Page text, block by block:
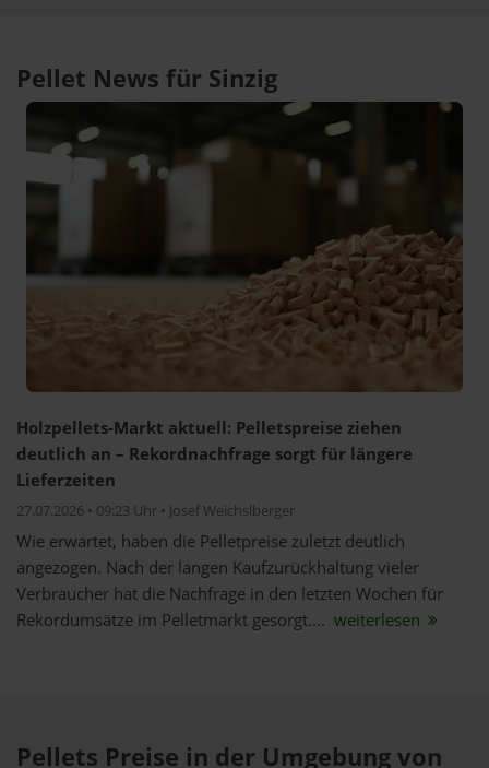
Pellet News für Sinzig
Holzpellets-Markt aktuell: Pelletspreise ziehen
deutlich an – Rekordnachfrage sorgt für längere
Lieferzeiten
27.07.2026 • 09:23 Uhr • Josef Weichslberger
Wie erwartet, haben die Pelletpreise zuletzt deutlich
angezogen. Nach der langen Kaufzurückhaltung vieler
Verbraucher hat die Nachfrage in den letzten Wochen für
Rekordumsätze im Pelletmarkt gesorgt.... weiterlesen
Pellets Preise in der Umgebung von